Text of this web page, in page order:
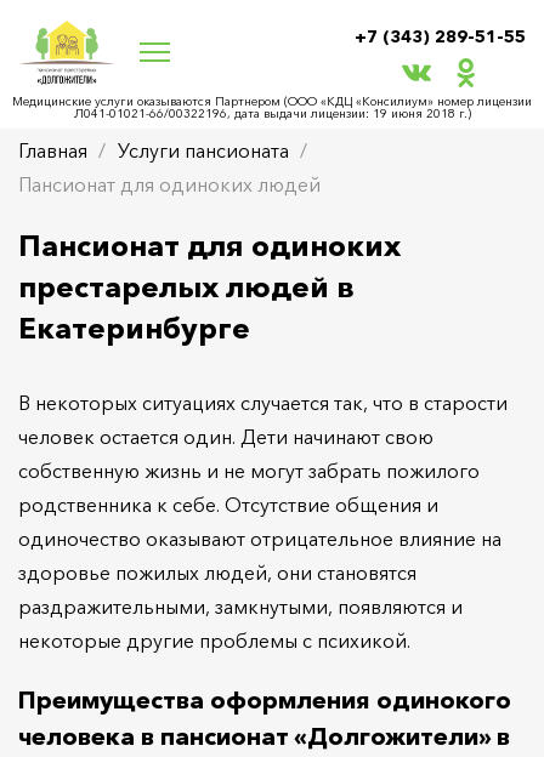
+7 (343) 289-51-55
Медицинские услуги оказываются Партнером (ООО «КДЦ «Консилиум» номер лицензии
Л041-01021-66/00322196, дата выдачи лицензии: 19 июня 2018 г.)
Главная
Услуги пансионата
Пансионат для одиноких людей
Пансионат для одиноких
престарелых людей в
Екатеринбурге
В некоторых ситуациях случается так, что в старости
человек остается один. Дети начинают свою
собственную жизнь и не могут забрать пожилого
родственника к себе. Отсутствие общения и
одиночество оказывают отрицательное влияние на
здоровье пожилых людей, они становятся
раздражительными, замкнутыми, появляются и
некоторые другие проблемы с психикой.
Преимущества оформления одинокого
человека в пансионат «Долгожители» в